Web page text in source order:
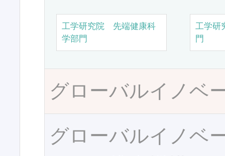
工学研究院 先端健康科
学部門
工学研
門
グローバルイノベ
グローバルイノベ